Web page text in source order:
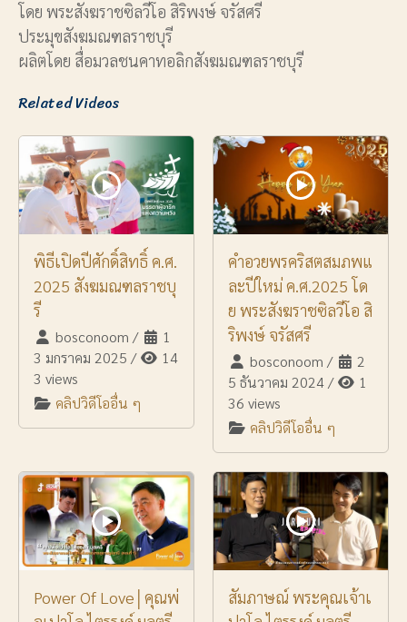
โดย พระสังฆราชซิลวีโอ สิริพงษ์ จรัสศรี
ประมุขสังฆมณฑลราชบุรี
ผลิตโดย สื่อมวลชนคาทอลิกสังฆมณฑลราชบุรี
Related Videos
พิธีเปิดปีศักดิ์สิทธิ์ ค.ศ.
2025 สังฆมณฑลราชบุ
รี
bosconoom /
1
3 มกราคม 2025 /
14
3 views
คลิปวิดีโออื่น ๆ
คำอวยพรคริสตสมภพแ
ละปีใหม่ ค.ศ.2025 โด
ย พระสังฆราชซิลวีโอ สิ
ริพงษ์ จรัสศรี
bosconoom /
2
5 ธันวาคม 2024/
1
36 views
คลิปวิดีโออื่น ๆ
Power Of Love│คุณพ่
สัมภาษณ์ พระคุณเจ้าเ